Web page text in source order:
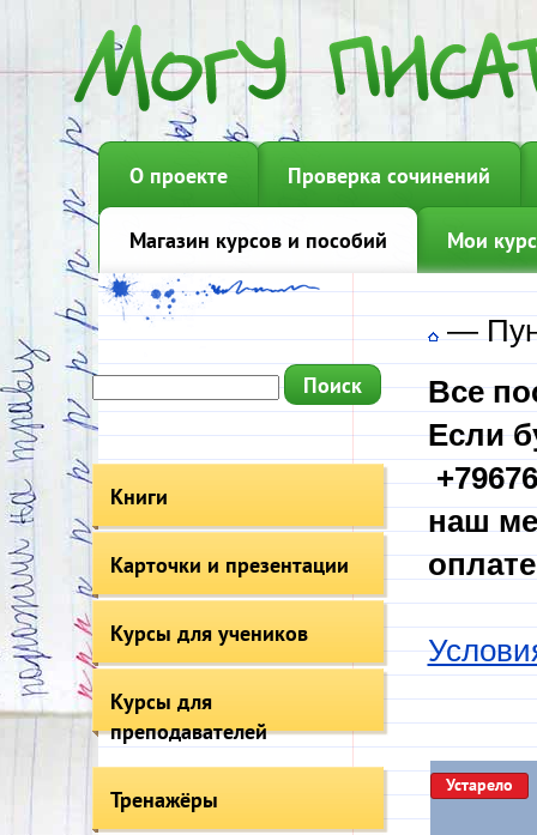
О проекте Проверка сочинений
Магазин курсов и пособий Мои
Книги
Карточки и презентации
Курсы для учеников
Курсы для
преподавателей
Тренажёры
—
Все
Если
наш
Устарело